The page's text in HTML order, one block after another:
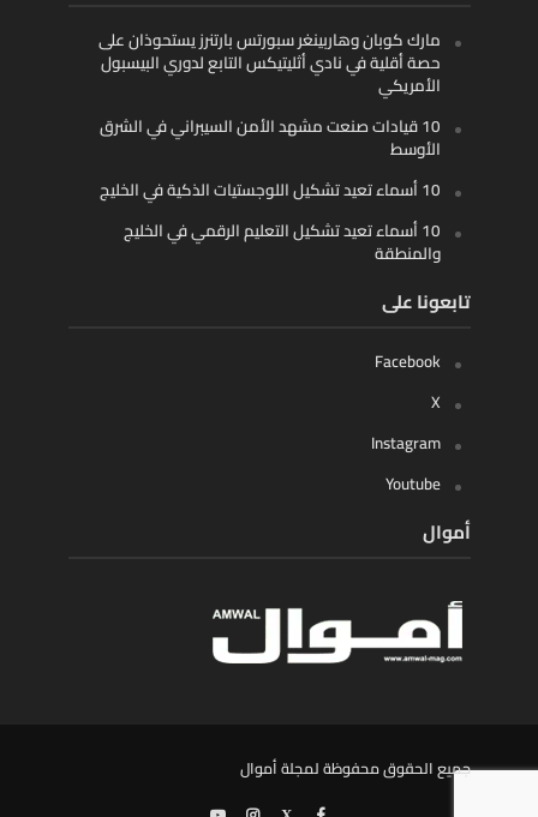
مارك كوبان وهاربينغر سبورتس بارتنرز يستحوذان على
حصة أقلية في نادي أثليتيكس التابع لدوري البيسبول
الأمريكي
10 قيادات صنعت مشهد الأمن السيبراني في الشرق
الأوسط
10 أسماء تعيد تشكيل اللوجستيات الذكية في الخليج
10 أسماء تعيد تشكيل التعليم الرقمي في الخليج
والمنطقة
تابعونا على
Facebook
X
Instagram
Youtube
أموال
جميع الحقوق محفوظة لمجلة أموال